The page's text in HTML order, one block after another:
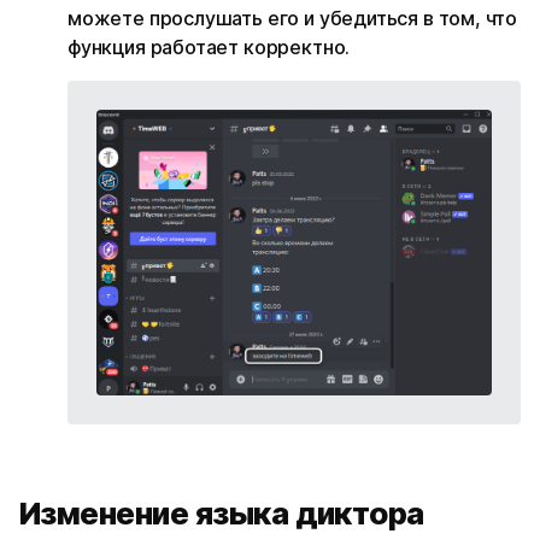
можете прослушать его и убедиться в том, что
функция работает корректно.
Изменение языка диктора